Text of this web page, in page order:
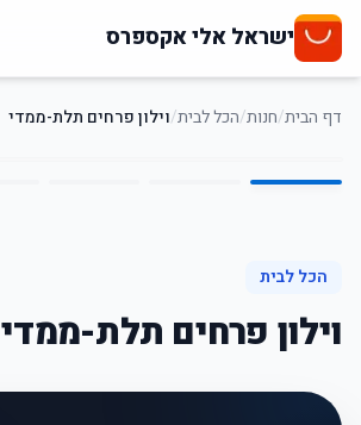
ישראל אלי אקספרס
דף הבית/חנות/הכל לבית/וילון פרחים תלת-ממדי
1
/
5
הכל לבית
וילון פרחים תלת-ממדי